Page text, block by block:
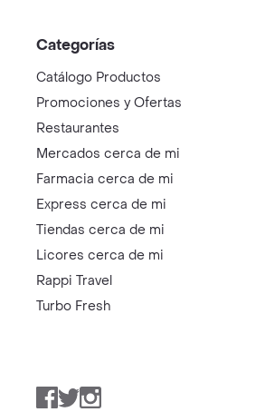
Categorías
Catálogo Productos
Promociones y Ofertas
Restaurantes
Mercados cerca de mi
Farmacia cerca de mi
Express cerca de mi
Tiendas cerca de mi
Licores cerca de mi
Rappi Travel
Turbo Fresh
Facebook
TwitterInstagram